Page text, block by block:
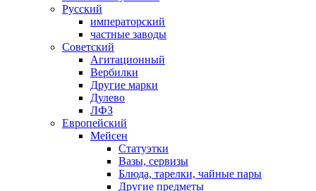
Русский
императорский
частные заводы
Советский
Агитационный
Вербилки
Другие марки
Дулево
ЛФЗ
Европейский
Мейсен
Статуэтки
Вазы, сервизы
Блюда, тарелки, чайные пары
Другие предметы